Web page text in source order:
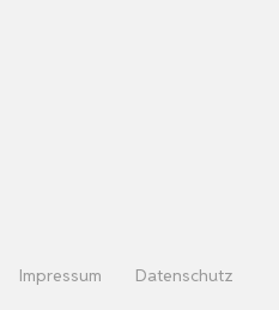
Impressum Datenschutz